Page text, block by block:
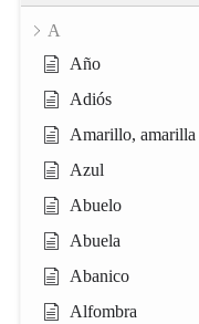
A
Año
Adiós
Amarillo, amarilla
Azul
Abuelo
Abuela
Abanico
Alfombra